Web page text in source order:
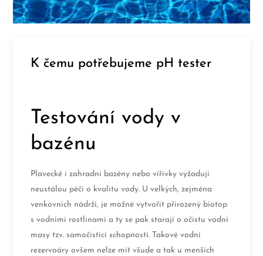
K čemu potřebujeme pH tester
Testování vody v
bazénu
Plavecké i zahradní bazény nebo vířivky vyžadují
neustálou péči o kvalitu vody. U velkých, zejména
venkovních nádrží, je možné vytvořit přirozený biotop
s vodními rostlinami a ty se pak starají o očistu vodní
masy tzv. samočistící schopností. Takové vodní
rezervoáry ovšem nelze mít všude a tak u menších